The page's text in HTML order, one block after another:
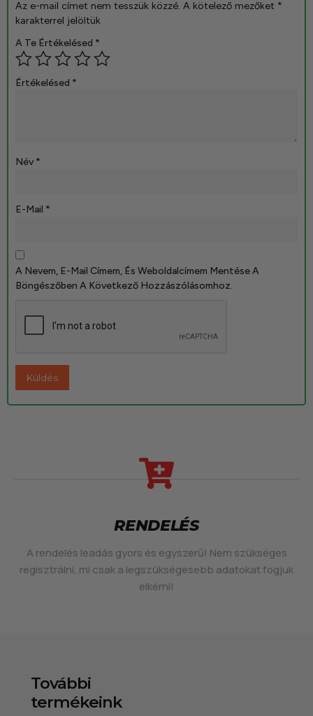
Az e-mail címet nem tesszük közzé. A kötelező mezőket *
karakterrel jelöltük
A Te Értékelésed *
Értékelésed *
Név *
E-Mail *
A Nevem, E-Mail Címem, És Weboldalcímem Mentése A
Böngészőben A Következő Hozzászólásomhoz.
RENDELÉS
A rendelés leadás gyors és egyszerű! Nem szükséges
regisztrálni, mi csak a legszükségesebb adatokat fogjuk
elkérni!
További
termékeink